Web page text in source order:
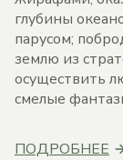
глубины
парусом;
землю из
осуществить
смелые
ПОДРОБНЕЕ